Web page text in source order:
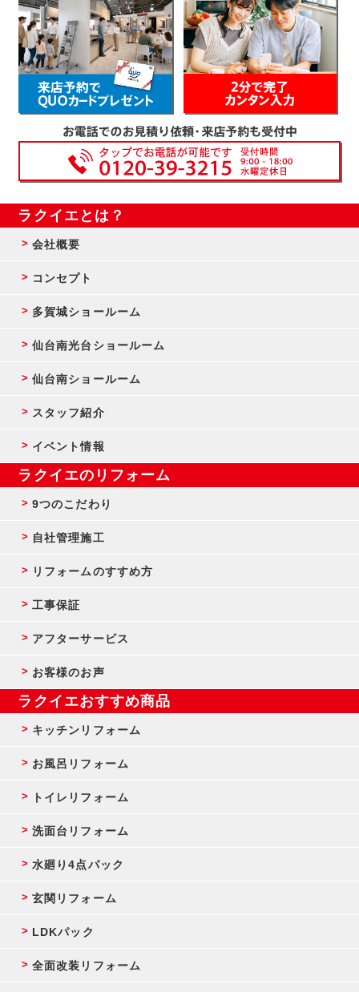
ラクイエとは？
会社概要
コンセプト
多賀城ショールーム
仙台南光台ショールーム
仙台南ショールーム
スタッフ紹介
イベント情報
ラクイエのリフォーム
9つのこだわり
自社管理施工
リフォームのすすめ方
工事保証
アフターサービス
お客様のお声
ラクイエおすすめ商品
キッチンリフォーム
お風呂リフォーム
トイレリフォーム
洗面台リフォーム
水廻り4点パック
玄関リフォーム
LDKパック
全面改装リフォーム